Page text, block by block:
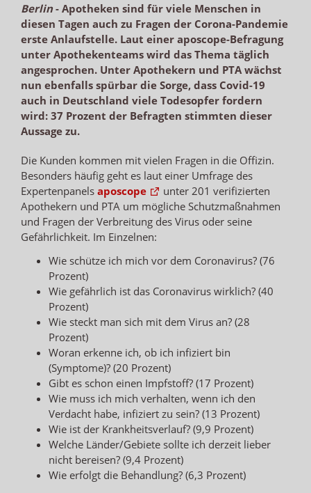
Berlin- Apotheken sind für viele Menschen in
diesen Tagen auch zu Fragen der Corona-Pandemie
erste Anlaufstelle. Laut einer aposcope-Befragung
unter Apothekenteams wird das Thema täglich
angesprochen. Unter Apothekern und PTA wächst
nun ebenfalls spürbar die Sorge, dass Covid-19
auch in Deutschland viele Todesopfer fordern
wird: 37 Prozent der Befragten stimmten dieser
Aussage zu.
Die Kunden kommen mit vielen Fragen in die Offizin.
Besonders häufig geht es laut einer Umfrage des
Expertenpanels aposcope
unter 201 verifizierten
Apothekern und PTA um mögliche Schutzmaßnahmen
und Fragen der Verbreitung des Virus oder seine
Gefährlichkeit. Im Einzelnen:
Wie schütze ich mich vor dem Coronavirus? (76
Prozent)
Wie gefährlich ist das Coronavirus wirklich? (40
Prozent)
Wie steckt man sich mit dem Virus an? (28
Prozent)
Woran erkenne ich, ob ich infiziert bin
(Symptome)? (20 Prozent)
Gibt es schon einen Impfstoff? (17 Prozent)
Wie muss ich mich verhalten, wenn ich den
Verdacht habe, infiziert zu sein? (13 Prozent)
Wie ist der Krankheitsverlauf? (9,9 Prozent)
Welche Länder/Gebiete sollte ich derzeit lieber
nicht bereisen? (9,4 Prozent)
Wie erfolgt die Behandlung? (6,3 Prozent)